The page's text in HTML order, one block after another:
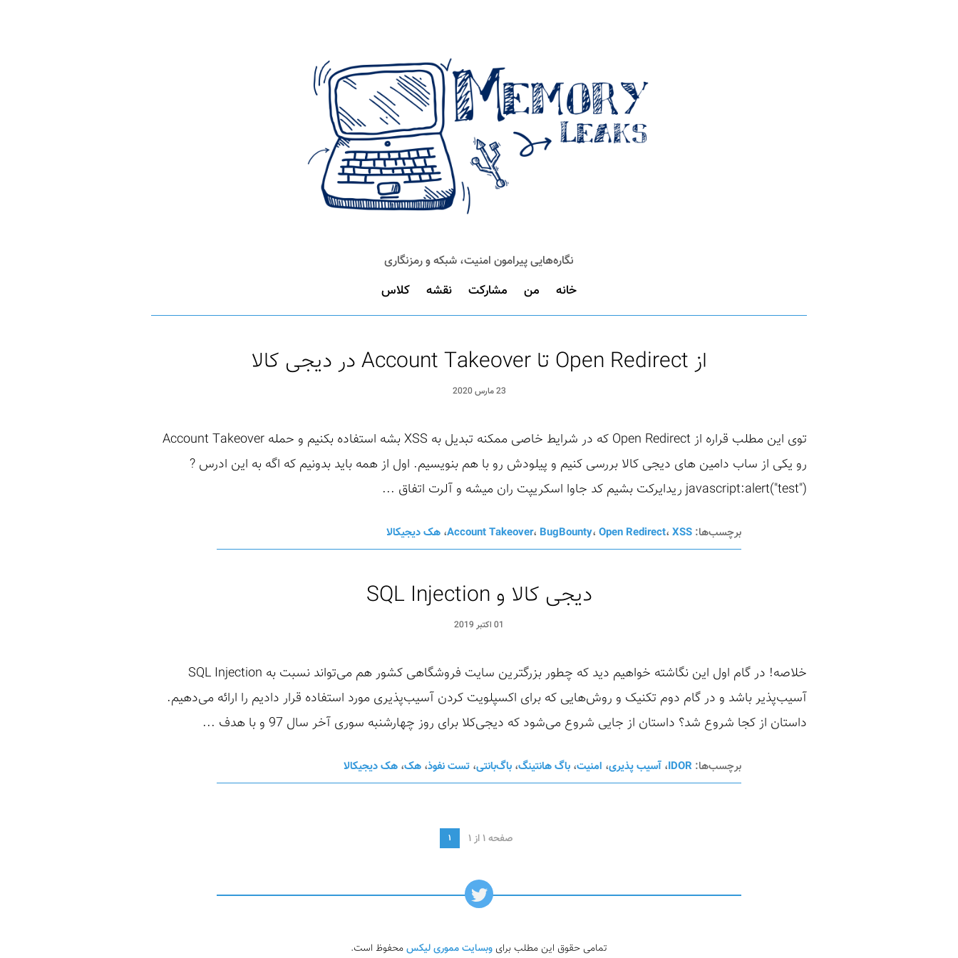
نگاره‌هایی پیرامون امنیت، شبکه و رمزنگاری
خانه من مشارکت نقشه کلاس
از Open Redirect تا Account Takeover در دیجی کالا
23 مارس 2020
توی این مطلب قراره از Open Redirect که در شرایط خاصی ممکنه تبدیل به XSS بشه استفاده بکنیم و حمله Account Takeover
رو یکی از ساب دامین های دیجی کالا بررسی کنیم و پیلودش رو با هم بنویسیم. اول از همه باید بدونیم که اگه به این ادرس ?
javascript:alert("test") ریدایرکت بشیم کد جاوا اسکریپت ران میشه و آلرت اتفاق ...
برچسب‌ها: Account Takeover، BugBounty، Open Redirect، XSS ، هک دیجیکالا
دیجی کالا و SQL Injection
01 اکتبر 2019
خلاصه! در گام اول این نگاشته خواهیم دید که چطور بزرگترین سایت فروشگاهی کشور هم می‌تواند نسبت به SQL Injection
آسیب‌پذیر باشد و در گام دوم تکنیک و روش‌هایی که برای اکسپلویت کردن آسیب‌پذیری مورد استفاده قرار دادیم را ارائه می‌دهیم.
داستان از کجا شروع شد؟ داستان از جایی شروع می‌شود که دیجی‌کلا برای روز چهارشنبه سوری آخر سال 97 و با هدف ...
برچسب‌ها: IDOR، آسیب پذیری، امنیت، باگ هانتینگ، باگ‌بانتی، تست نفوذ، هک، هک دیجیکالا
صفحه 1 از 1 1
تمامی حقوق این مطلب برای وبسایت مموری لیکسمحفوظ است.